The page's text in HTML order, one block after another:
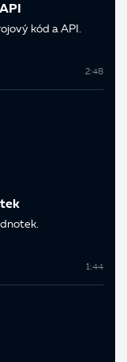
kód a API.
2:48
1:44